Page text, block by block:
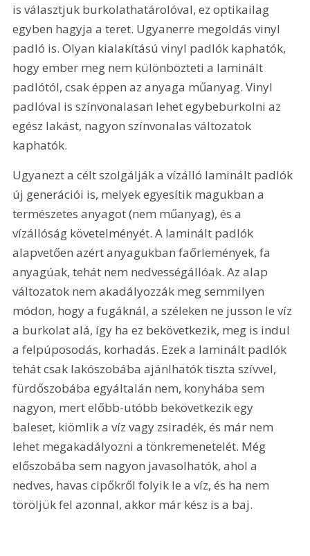
is választjuk burkolathatárolóval, ez optikailag
egyben hagyja a teret. Ugyanerre megoldás vinyl
padló is. Olyan kialakítású vinyl padlók kaphatók,
hogy ember meg nem különbözteti a laminált
padlótól, csak éppen az anyaga műanyag. Vinyl
padlóval is színvonalasan lehet egybeburkolni az
egész lakást, nagyon színvonalas változatok
kaphatók.
Ugyanezt a célt szolgálják a vízálló laminált padlók
új generációi is, melyek egyesítik magukban a
természetes anyagot (nem műanyag), és a
vízállóság követelményét. A laminált padlók
alapvetően azért anyagukban faőrlemények, fa
anyagúak, tehát nem nedvességállóak. Az alap
változatok nem akadályozzák meg semmilyen
módon, hogy a fugáknál, a széleken ne jusson le víz
a burkolat alá, így ha ez bekövetkezik, meg is indul
a felpúposodás, korhadás. Ezek a laminált padlók
tehát csak lakószobába ajánlhatók tiszta szívvel,
fürdőszobába egyáltalán nem, konyhába sem
nagyon, mert előbb-utóbb bekövetkezik egy
baleset, kiömlik a víz vagy zsiradék, és már nem
lehet megakadályozni a tönkremenetelét. Még
előszobába sem nagyon javasolhatók, ahol a
nedves, havas cipőkről folyik le a víz, és ha nem
töröljük fel azonnal, akkor már kész is a baj.